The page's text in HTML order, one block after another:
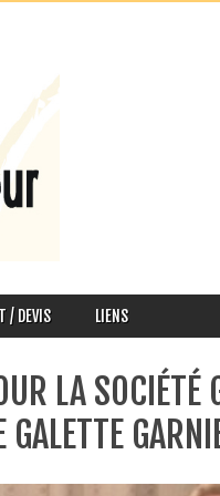
/ DEVIS LIENS
LA SOCIÉTÉ
GALETTE